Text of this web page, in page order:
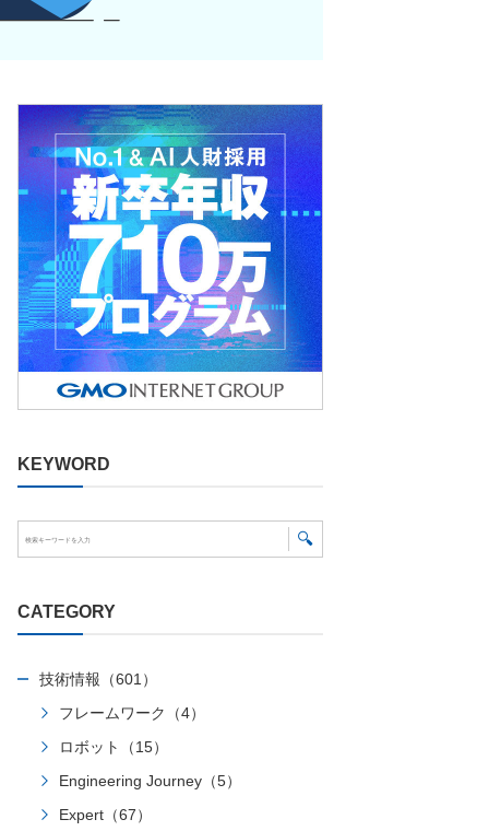
KEYWORD
CATEGORY
技術情報（601）
フレームワーク（4）
ロボット（15）
Engineering Journey（5）
Expert（67）